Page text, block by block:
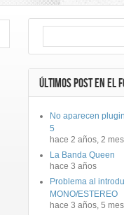
ÚLTIMOS POST EN EL
No aparecen
5
hace 2 años, 2
La Banda Queen
hace 3 años
Problema al
MONO/ESTEREO
hace 3 años, 5